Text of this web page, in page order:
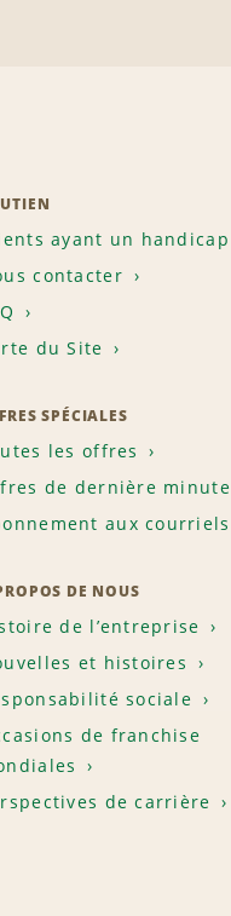
ayant un handicap
contacter
du Site
SPÉCIALES
les offres
de dernière minute
aux courriels
DE NOUS
de l’entreprise
et histoires
sociale
de franchise
de carrière